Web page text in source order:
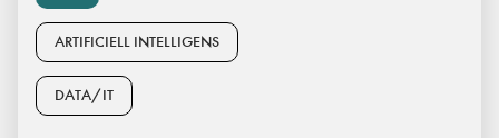
ARTIFICIELL INTELLIGENS
DATA/IT